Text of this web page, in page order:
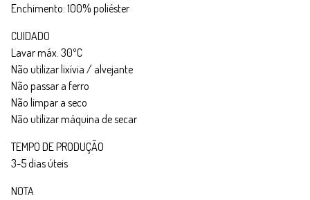
Enchimento: 100% poliéster
CUIDADO
Lavar máx. 30ºC
Não utilizar lixívia / alvejante
Não passar a ferro
Não limpar a seco
Não utilizar máquina de secar
TEMPO DE PRODUÇÃO
3-5 dias úteis
NOTA